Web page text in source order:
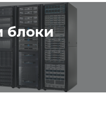
блоки